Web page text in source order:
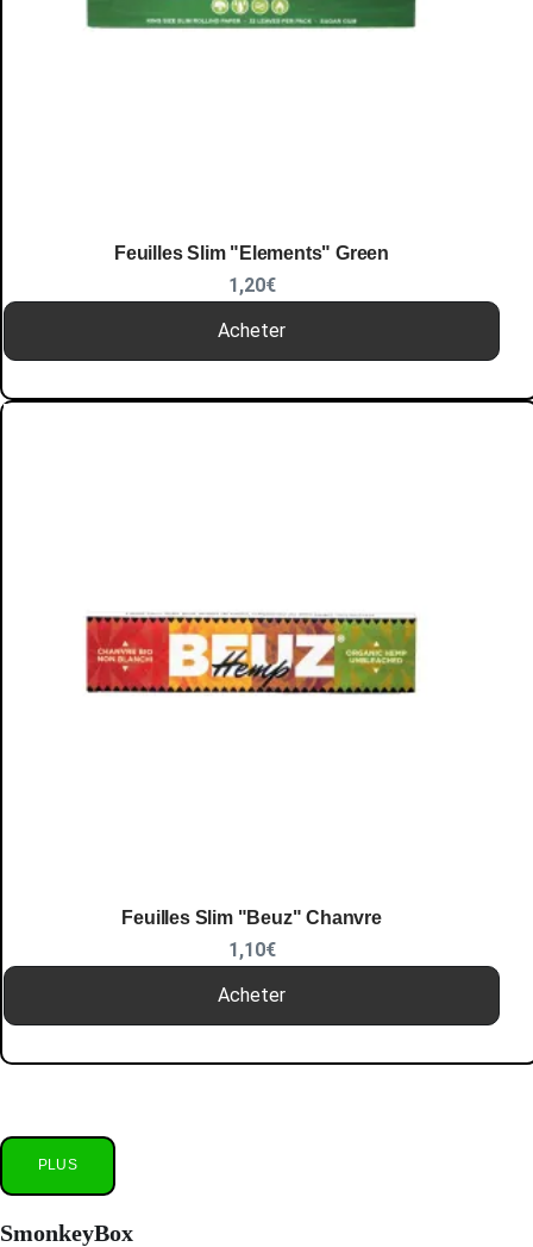
Feuilles Slim "Elements" Green
1,20€
Acheter
Feuilles Slim "Beuz" Chanvre
1,10€
Acheter
PLUS
SmonkeyBox